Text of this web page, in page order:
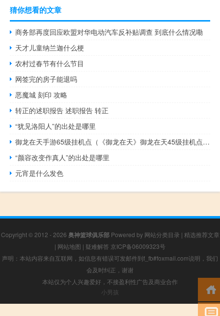
猜你想看的文章
商务部再度回应欧盟对华电动汽车反补贴调查 到底什么情况嘞
天才儿童纳兰迦什么梗
农村过春节有什么节目
网签完的房子能退吗
恶魔城 刻印 攻略
转正的述职报告 述职报告 转正
“犹见洛阳人”的出处是哪里
御龙在天手游65级挂机点（《御龙在天》御龙在天45级挂机点心得）
“颜容改变作真人”的出处是哪里
元宵是什么发色
Copyright © 2012 - 2026 奥神篮球俱乐部Powered by 网站分类目录 | 精选推荐文章
| 网站地图 | 疑难解答 京ICP备06009323号
声明：本站内容来自互联网，如信息有错误可发邮件到f_fb#foxmail.com说明，我们
会及时纠正，谢谢
本站仅为个人兴趣爱好，不接盈利性广告及商业合作
小男孩